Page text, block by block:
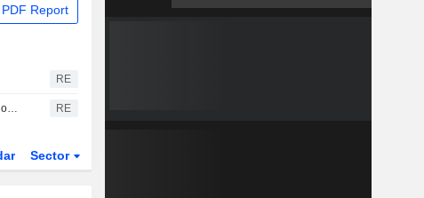
PDF Report
RE
Universal Music shares shed quarter of value on streaming concerns RE
Sector